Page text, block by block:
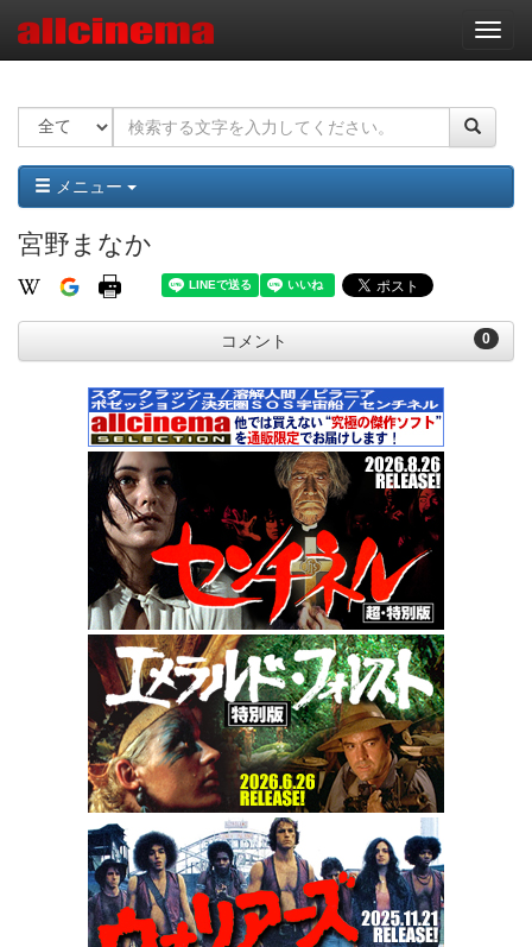
ナ
ビ
ー
ョ
ン
メニュー
宮野まなか
0
コメント